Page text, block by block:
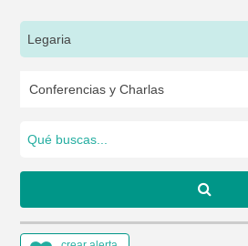
Legaria
Qué buscas...